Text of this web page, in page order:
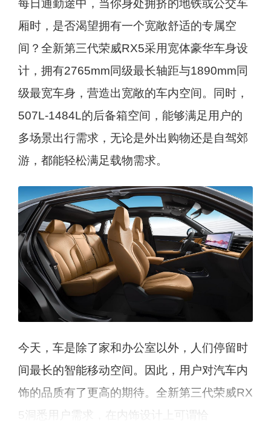
每日通勤途中，当你身处拥挤的地铁或公交车
厢时，是否渴望拥有一个宽敞舒适的专属空
间？全新第三代荣威RX5采用宽体豪华车身设
计，拥有2765mm同级最长轴距与1890mm同
级最宽车身，营造出宽敞的车内空间。同时，
507L-1484L的后备箱空间，能够满足用户的
多场景出行需求，无论是外出购物还是自驾郊
游，都能轻松满足载物需求。
今天，车是除了家和办公室以外，人们停留时
间最长的智能移动空间。因此，用户对汽车内
饰的品质有了更高的期待。全新第三代荣威RX
5洞悉用户需求，在内饰设计上可谓恰